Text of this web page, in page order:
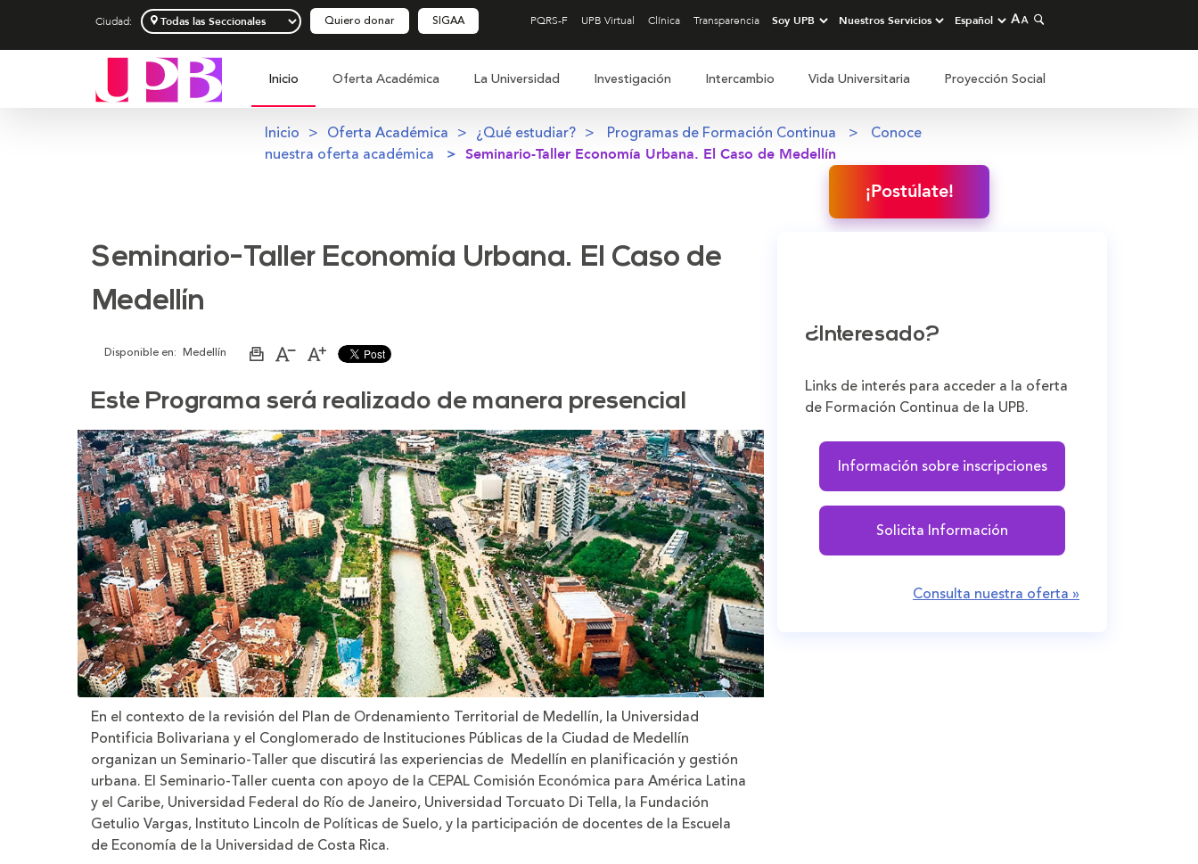
Ciudad: Quiero donar SIGAA PQRS-F UPB Virtual Clínica Transparencia
Inicio Oferta Académica La Universidad Investigación Intercambio Vida Universitaria Proyección Social
Inicio Oferta Académica ¿Qué estudiar? Programas de Formación Continua
Conoce
nuestra oferta académica
Seminario-Taller Economía Urbana. El Caso de Medellín
Seminario-Taller Economía Urbana. El Caso de
Medellín
Disponible en: Medellín
ImprimirAumentar
de
la
Disminuir
de
la
Este Programa será realizado de manera presencial
En el contexto de la revisión del Plan de Ordenamiento Territorial de Medellín, la Universidad
Pontificia Bolivariana y el Conglomerado de Instituciones Públicas de la Ciudad de Medellín
organizan un Seminario-Taller que discutirá las experiencias de Medellín en planificación y gestión
urbana. El Seminario-Taller cuenta con apoyo de la CEPAL Comisión Económica para América Latina
y el Caribe, Universidad Federal do Río de Janeiro, Universidad Torcuato Di Tella, la Fundación
Getulio Vargas, Instituto Lincoln de Políticas de Suelo, y la participación de docentes de la Escuela
de Economía de la Universidad de Costa Rica.
¡Postúlate!
¿Interesado?
Links de interés para acceder a la oferta
de Formación Continua de la UPB.
Información sobre inscripciones
Solicita Información
Consulta nuestra oferta »